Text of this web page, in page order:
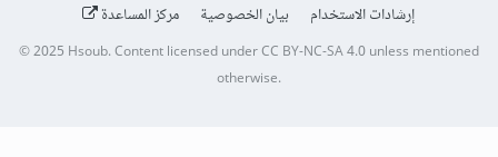
إرشادات الاستخدام
بيان الخصوصية مركز المساعدة
© 2025Hsoub.Content licensed underCC BY-NC-SA 4.0unless mentioned
otherwise.